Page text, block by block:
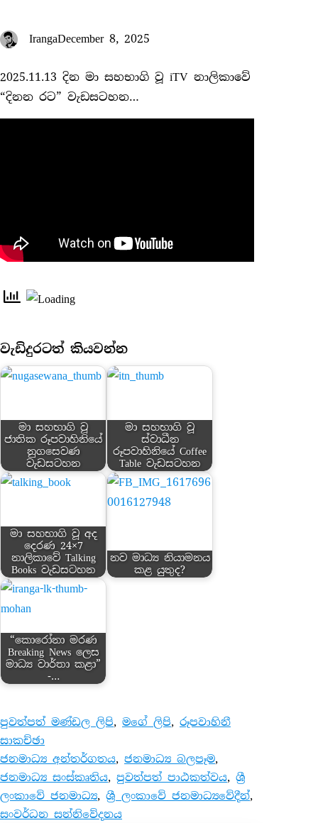
IrangaDecember 8, 2025
2025.11.13 දින මා සහභාගි වූ iTV නාලිකා‌වේ
“දිනන රට” වැඩසටහන…
වැඩිදුරටත් කියවන්න
මා සහභාගි වූ
ජාතික රූපවාහිනියේ
නුගසෙවණ
වැඩසටහන
මා සහභාගි වූ
ස්වාධීන
රූපවාහිනියේ Coffee
Table වැඩසටහන
මා සහභාගි වූ අද
දෙරණ 24×7
නාලිකාවේ Talking
Books වැඩසටහන
නව මාධ්‍ය නියාමනය
කළ යුතුද?
“කොරෝනා මරණ
Breaking News ලෙස
මාධ්‍ය වාර්තා කළා”
-…
පුවත්පත් මණ්ඩල ලිපි, මගේ ලිපි, රූපවාහිනී
සාකච්ඡා
ජනමාධ්‍ය අන්තර්ගතය, ජනමාධ්‍ය බලපෑම
ජනමාධ්‍ය සංස්කෘතිය, පුවත්පත් පාඨකත්වය, ශ්‍රී
ලංකාවේ ජනමාධ්‍ය, ශ්‍රී ලංකාවේ ජනමාධ්‍යවේදීන්
සංවර්ධන සන්නිවේදනය